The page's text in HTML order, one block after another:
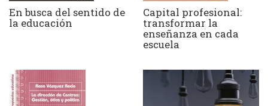
En busca del sentido de
la educación
Capital profesional:
transformar la
enseñanza en cada
escuela